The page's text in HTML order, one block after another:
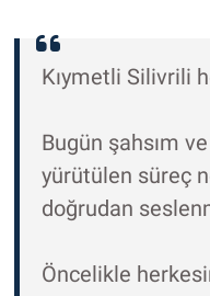
Kıymetli Silivrili
Bugün şahsım
yürütülen süreç
doğrudan
Öncelikle